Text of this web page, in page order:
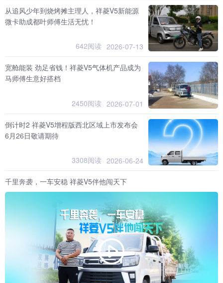
从追风少年到烧烤摊主理人，祥菱V5新能源
微卡助成都叶师傅生活无忧！
642阅读 2026-07-13
宽舱能装 劲足省钱！祥菱V5气体机产品成为
马师傅生意好搭档
2450阅读 2026-07-01
倒计时2 祥菱V5增程版西北区域上市发布会
6月26日敬请期待
3308阅读 2026-06-24
千里奔袭，一车安稳 祥菱V5伴他闯天下